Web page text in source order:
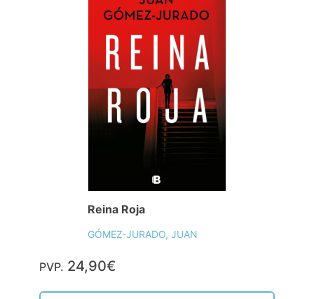
Reina Roja
GÓMEZ-JURADO, JUAN
PVP. 24,90€